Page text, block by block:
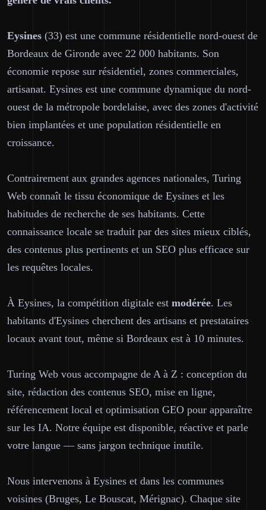
Eysines (33) est une commune résidentielle nord-ouest de
Bordeaux de Gironde avec 22 000 habitants. Son
économie repose sur résidentiel, zones commerciales,
artisanat. Eysines est une commune dynamique du nord-
ouest de la métropole bordelaise, avec des zones d'activité
bien implantées et une population résidentielle en
croissance.
Contrairement aux grandes agences nationales, Turing
Web connaît le tissu économique de Eysines et les
habitudes de recherche de ses habitants. Cette
connaissance locale se traduit par des sites mieux ciblés,
des contenus plus pertinents et un SEO plus efficace sur
les requêtes locales.
À Eysines, la compétition digitale est modérée. Les
habitants d'Eysines cherchent des artisans et prestataires
locaux avant tout, même si Bordeaux est à 10 minutes.
Turing Web vous accompagne de A à Z : conception du
site, rédaction des contenus SEO, mise en ligne,
référencement local et optimisation GEO pour apparaître
sur les IA. Notre équipe est disponible, réactive et parle
votre langue — sans jargon technique inutile.
Nous intervenons à Eysines et dans les communes
voisines (Bruges, Le Bouscat, Mérignac). Chaque site